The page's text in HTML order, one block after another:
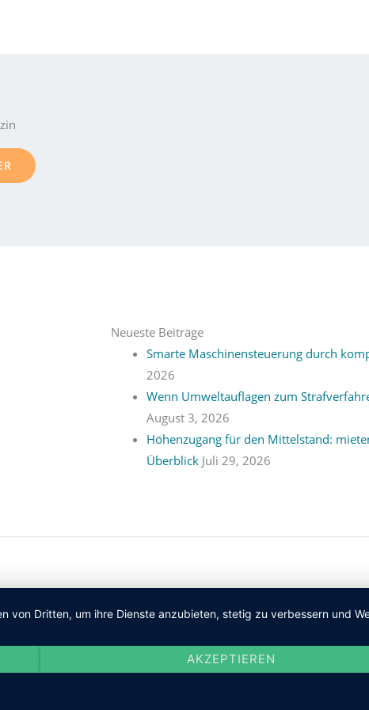
Neueste Beiträge
Smarte Maschinensteuerung durch
2026
Wenn Umweltauflagen zum
August 3, 2026
Höhenzugang für den Mittelstand:
Überblick Juli 29, 2026
von Dritten, um ihre Dienste anzubieten, stetig zu verbessern und
AKZEPTIEREN